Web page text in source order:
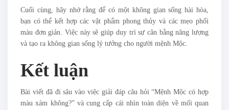
Cuối cùng, hãy nhớ rằng để có một không gian sống hài hòa,
bạn có thể kết hợp các vật phẩm phong thủy và các mẹo phối
màu đơn giản. Việc này sẽ giúp duy trì sự cân bằng năng lượng
và tạo ra không gian sống lý tưởng cho người mệnh Mộc.
Kết luận
Bài viết đã đi sâu vào việc giải đáp câu hỏi “Mệnh Mộc có hợp
màu xám không?” và cung cấp cái nhìn toàn diện về mối quan